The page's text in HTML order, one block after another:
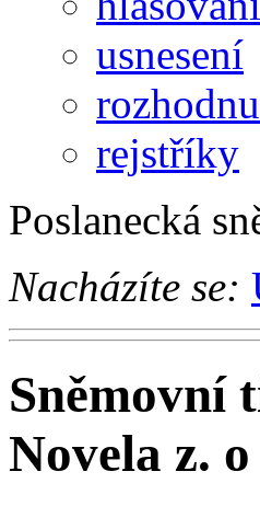
usnesení
rejstříky
Poslanecká
Nacházíte se:
Sněmovní
Novela z.